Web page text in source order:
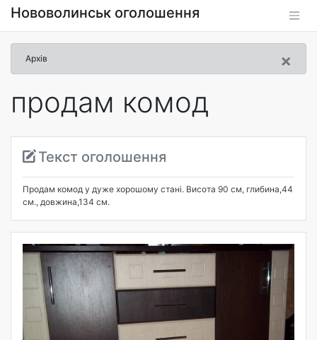
Нововолинськ оголошення
×
Архів
продам комод
Текст оголошення
Продам комод у дуже хорошому станi. Висота 90 см, глибина,44
см., довжина,134 см.